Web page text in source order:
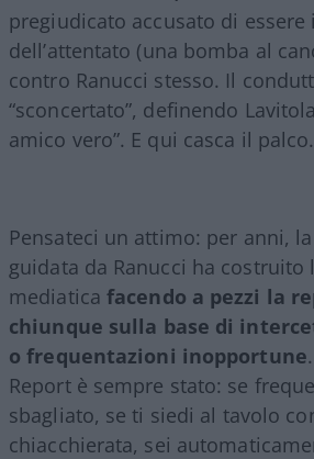
pregiudicato accusato di essere
dell’attentato (una bomba al
contro Ranucci stesso. Il
“sconcertato”, definendo
amico vero”. E qui casca il palco.
Pensateci un attimo: per anni,
guidata da Ranucci ha costruito
mediatica facendo a pezzi la
chiunque sulla base di
o frequentazioni inopportune
Report è sempre stato: se
sbagliato, se ti siedi al tavolo
chiacchierata, sei